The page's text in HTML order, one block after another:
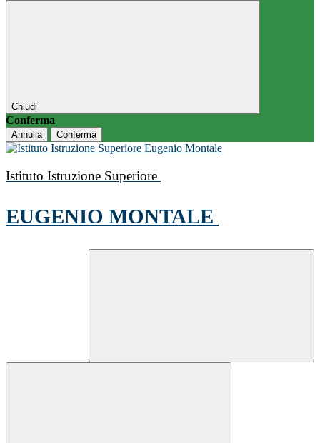
Chiudi
Conferma
Annulla Conferma
Istituto Istruzione Superiore
EUGENIO MONTALE